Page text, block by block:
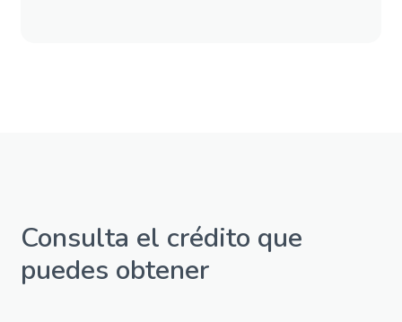
Consulta el crédito que
puedes obtener